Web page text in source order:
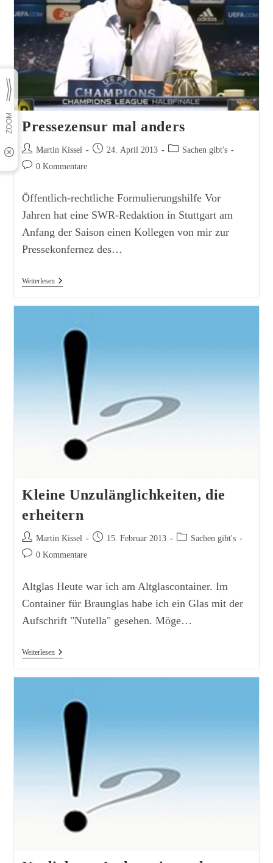
Pressezensur mal anders
Beitrags-
Autor:
Martin Kissel
Beitrag24. April 2013
Beitrags-
Sachen gibt's
Beitrags-0 Kommentare
Öffentlich-rechtliche Formulierungshilfe Vor
Jahren hat eine SWR-Redaktion in Stuttgart am
Anfang der Saison einen Kollegen von mir zur
Pressekonfernez des…
WeiterlesenPressezensur
Kleine Unzulänglichkeiten, die
erheitern
Beitrags-
Autor:
Martin Kissel
Beitrag15. Februar 2013
Beitrags-
Sachen gibt's
Beitrags-0 Kommentare
Altglas Heute war ich am Altglascontainer. Im
Container für Braunglas habe ich ein Glas mit der
Aufschrift "Nutella" gesehen. Möge…
WeiterlesenKleine